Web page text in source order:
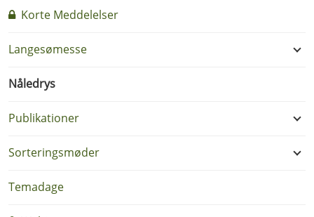
Korte Meddelelser
Langesømesse
Nåledrys
Publikationer
Sorteringsmøder
Temadage